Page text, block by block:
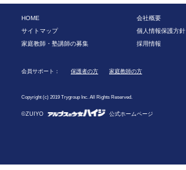
HOME
会社概要
サイトマップ
個人情報保護方針
家庭教師・塾講師の募集
採用情報
会員サポート： 保護者の方 家庭教師の方
Copyright (c) 2019 Trygroup Inc. All Rights Reserved.
©ZUIYO 公式ホームページ